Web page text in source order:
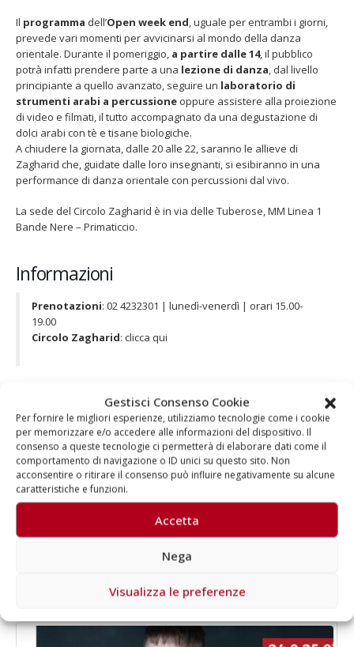
Gestisci Consenso Cookie
Per fornire le migliori esperienze, utilizziamo tecnologie come i cookie
per memorizzare e/o accedere alle informazioni del dispositivo. Il
consenso a queste tecnologie ci permetterà di elaborare dati come il
comportamento di navigazione o ID unici su questo sito. Non
acconsentire o ritirare il consenso può influire negativamente su alcune
caratteristiche e funzioni.
Accetta
Nega
Visualizza le preferenze
Il programma dell’Open week end, uguale per entrambi i giorni,
prevede vari momenti per avvicinarsi al mondo della danza
orientale. Durante il pomeriggio, a partire dalle 14, il pubblico
potrà infatti prendere parte a una lezione di danza, dal livello
principiante a quello avanzato, seguire un laboratorio di
strumenti arabi a percussione oppure assistere alla proiezione
di video e filmati, il tutto accompagnato da una degustazione di
dolci arabi con tè e tisane biologiche.
A chiudere la giornata, dalle 20 alle 22, saranno le allieve di
Zagharid che, guidate dalle loro insegnanti, si esibiranno in una
performance di danza orientale con percussioni dal vivo.
La sede del Circolo Zagharid è in via delle Tuberose, MM Linea 1
Bande Nere – Primaticcio.
Informazioni
Prenotazioni: 02 4232301 | lunedì-venerdì | orari 15.00-
19.00
Circolo Zagharid: clicca qui
Autore
Aragorn
Fino al 29 marzo 2026 – Anziani
malati e fragili, VIDAS lancia
una campagna per rafforzare
l’assistenza domiciliare
2026
13 dicembre 2024 – In
della Filarmonica della
Dicembre 14, 2024
dintorni” per festeggiare i
anni di Fondazione TOG
Opera Cardinal Ferrari
Giugno 15, 2026